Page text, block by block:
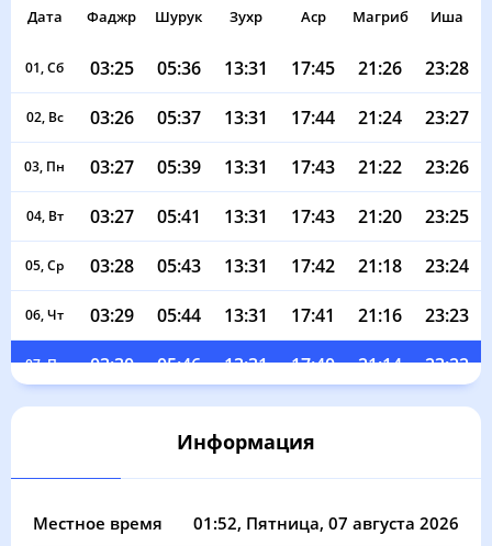
Дата Фаджр Шурук Зухр Аср Магриб Иша
01, Сб 03:25 05:36 13:31 17:45 21:26 23:28
02, Вс 03:26 05:37 13:31 17:44 21:24 23:27
03, Пн 03:27 05:39 13:31 17:43 21:22 23:26
04, Вт 03:27 05:41 13:31 17:43 21:20 23:25
05, Ср 03:28 05:43 13:31 17:42 21:18 23:24
06, Чт 03:29 05:44 13:31 17:41 21:16 23:23
07, Пт 03:30 05:46 13:31 17:40 21:14 23:22
03:30 05:48 13:31 17:39 21:12 23:21
05:52 13:30 17:37 23:19
Информация
Местное время 01:52, Пятница, 07 августа 2026